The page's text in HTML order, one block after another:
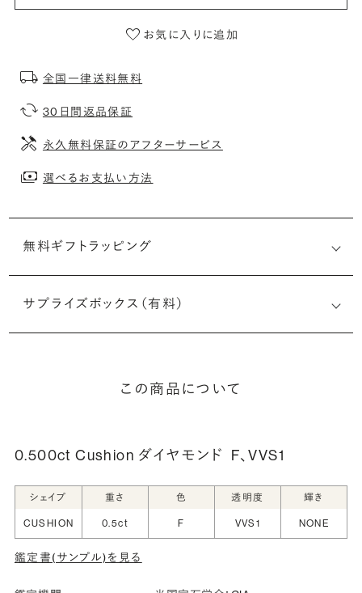
お気に入りに追加
全国一律送料無料
30日間返品保証
永久無料保証のアフターサービス
選べるお支払い方法
無料ギフトラッピング
サプライズボックス（有料）
この商品について
0.500ct Cushion ダイヤモンド F、VVS1
シェイプ 重さ 色 透明度 輝き
CUSHION 0.5ct F VVS1 NONE
鑑定書(サンプル)を見る